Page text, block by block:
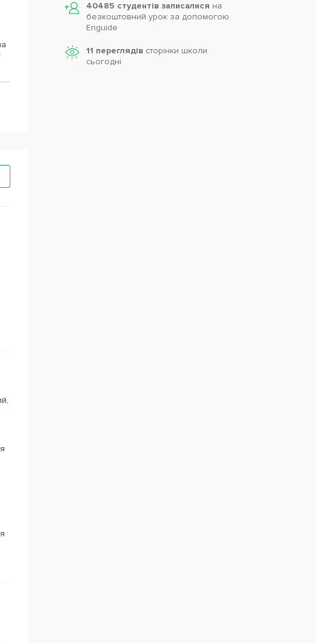
40485 студентів записалися на
безкоштовний урок за допомогою
Enguide
11 переглядівсторінки школи
cьогодні